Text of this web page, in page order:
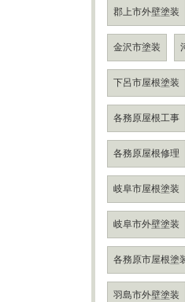
郡上市外壁塗装
金沢市塗装
下呂市屋根塗装
各務原屋根工事
各務原屋根修理
岐阜市屋根塗装
岐阜市外壁塗装
各務原市屋根塗
羽島市外壁塗装